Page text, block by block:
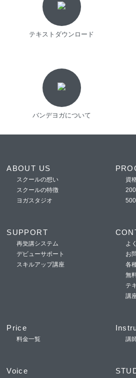
テキストダウンロード
バンデヨガについて
ABOUT US
スクールの想い
スクールの特徴
ヨガスタジオ
資
SUPPORT
再受講システム
デビューサポート
スキルアップ講座
よ
お
各
無
テ
講
Price
料金一覧 講
Voice